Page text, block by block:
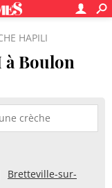
HAPILI
à Boulon
Bretteville-sur-